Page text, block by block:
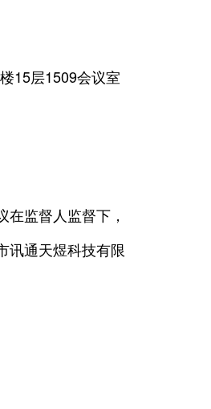
15层1509会议室
在监督人监督下，
讯通天煜科技有限